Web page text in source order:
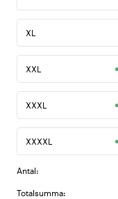
XL
XXL
XXXL
XXXXL
Antal:
Totalsumma: